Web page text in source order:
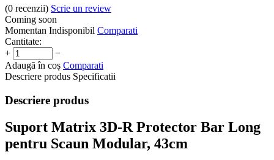
(0 recenzii) Scrie un review
Coming soon
Momentan Indisponibil Comparati
Cantitate:
+
−
Adaugă în coș Comparati
Descriere produs Specificatii
Descriere produs
Suport Matrix 3D-R Protector Bar Long
pentru Scaun Modular, 43cm